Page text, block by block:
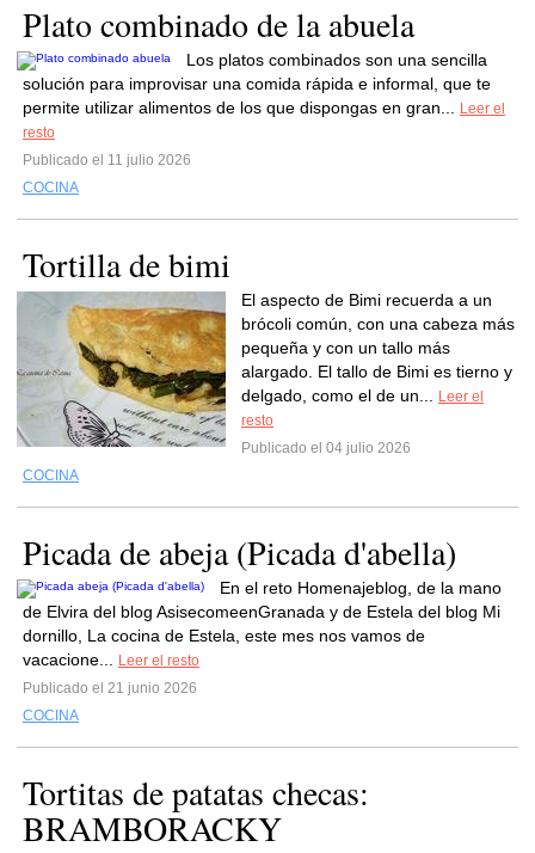
Plato combinado de la abuela
Los platos combinados son una sencilla
solución para improvisar una comida rápida e informal, que te
permite utilizar alimentos de los que dispongas en gran...
Leer el
resto
Publicado el 11 julio 2026
COCINA
Tortilla de bimi
El aspecto de Bimi recuerda a un
brócoli común, con una cabeza más
pequeña y con un tallo más
alargado. El tallo de Bimi es tierno y
delgado, como el de un...
Leer el
resto
Publicado el 04 julio 2026
COCINA
Picada de abeja (Picada d'abella)
En el reto Homenajeblog, de la mano
de Elvira del blog AsisecomeenGranada y de Estela del blog Mi
dornillo, La cocina de Estela, este mes nos vamos de
vacacione...
Leer el resto
Publicado el 21 junio 2026
COCINA
Tortitas de patatas checas:
BRAMBORACKY